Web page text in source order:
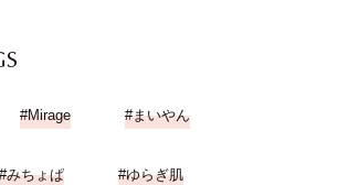
Mirage まいやん
みちょぱ ゆらぎ肌